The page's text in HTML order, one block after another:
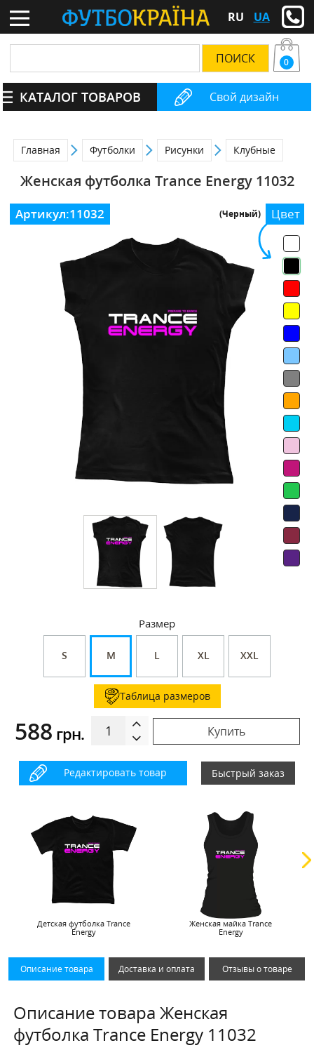
RU UA
Свой дизайн
0
КАТАЛОГ ТОВАРОВ
Главная Футболки Рисунки Клубные
Женская футболка Trance Energy 11032
Цвет
(Черный)
Размер
S M L XL XXL
Таблица размеров
588 грн. Купить
Редактировать товар Быстрый заказ
Артикул:11032
Детская футболка Trance
Energy
Женская майка Trance
Energy
Описание товара Доставка и оплата Отзывы о товаре
Описание товара Женская
футболка Trance Energy 11032